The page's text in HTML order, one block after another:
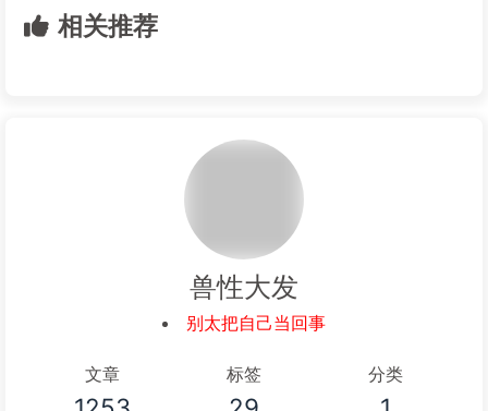
相关推荐
兽性大发
别太把自己当回事
文章 标签 分类